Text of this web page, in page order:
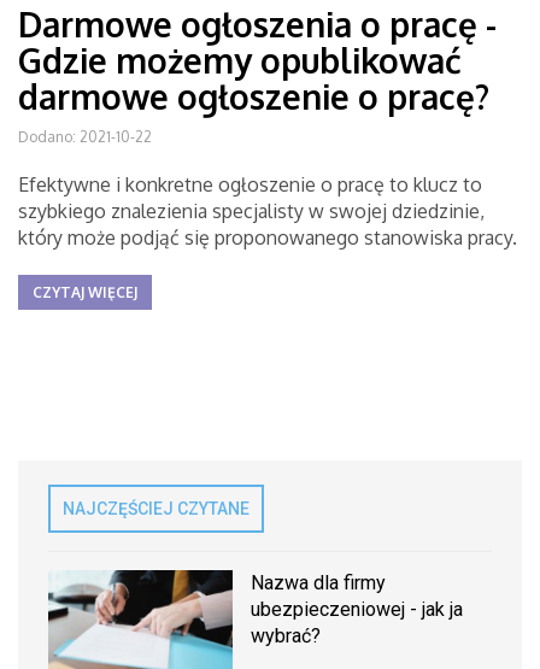
Darmowe ogłoszenia o pracę -
Gdzie możemy opublikować
darmowe ogłoszenie o pracę?
Dodano: 2021-10-22
Efektywne i konkretne ogłoszenie o pracę to klucz to
szybkiego znalezienia specjalisty w swojej dziedzinie,
który może podjąć się proponowanego stanowiska pracy.
CZYTAJ WIĘCEJ
NAJCZĘŚCIEJ CZYTANE
Nazwa dla firmy
ubezpieczeniowej - jak ja
wybrać?